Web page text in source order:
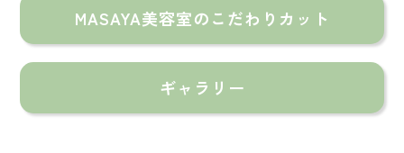
MASAYA美容室のこだわりカット
ギャラリー